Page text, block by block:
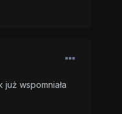
wspomniała